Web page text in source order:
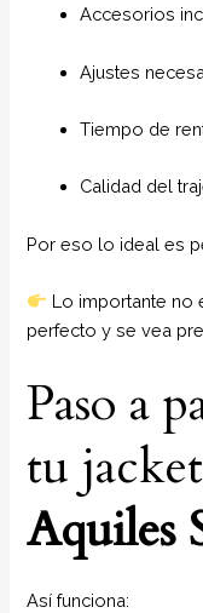
Accesorios
Ajustes
Tiempo de
Calidad del
Por eso lo ideal es
Lo importante no
perfecto y se vea
Paso a
tu
Aquiles
Así funciona: